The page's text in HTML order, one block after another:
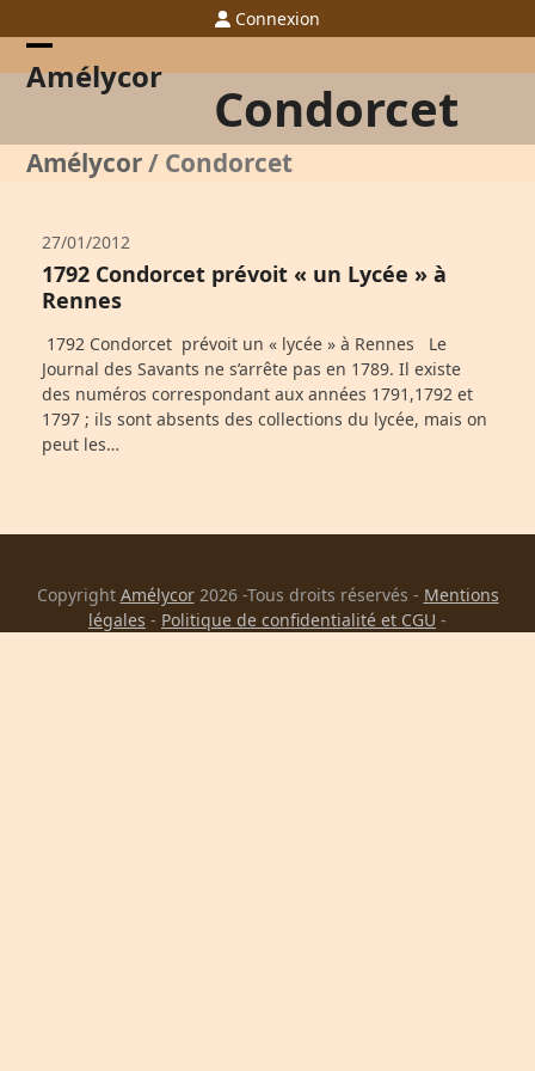
to
content
Connexion
Amélycor
Open
menu
Close
menu
Condorcet
Amélycor/ Condorcet
27/01/2012
1792 Condorcet prévoit « un Lycée » à
Rennes
1792 Condorcet prévoit un « lycée » à Rennes Le
Journal des Savants ne s’arrête pas en 1789. Il existe
des numéros correspondant aux années 1791,1792 et
1797 ; ils sont absents des collections du lycée, mais on
peut les…
Copyright Amélycor2026 -Tous droits réservés - Mentions
légales - Politique de confidentialité et CGU -